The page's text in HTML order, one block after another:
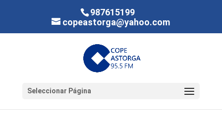
987615199
copeastorga@yahoo.com
Seleccionar Página